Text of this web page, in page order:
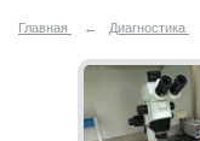
Главная ← Диагностика